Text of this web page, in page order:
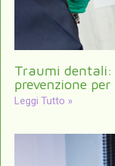
Traumi
prevenzione
Leggi Tutto »